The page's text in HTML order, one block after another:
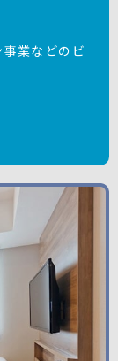
業などのビ